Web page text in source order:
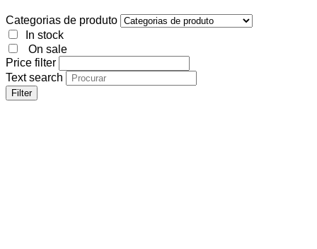
Categorias de produto
In stock
On sale
Price filter
Text search
Filter